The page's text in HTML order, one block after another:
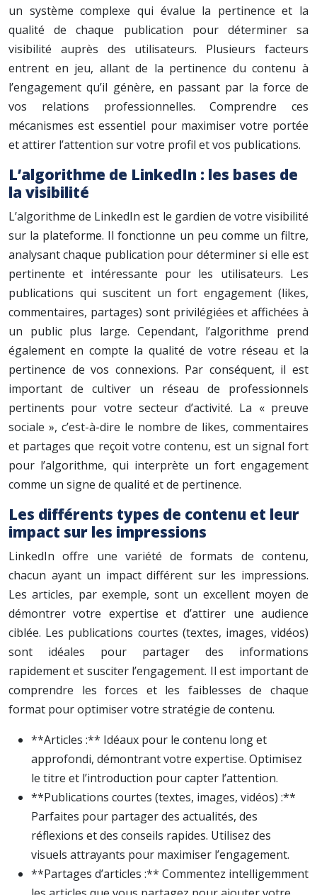
un système complexe qui évalue la pertinence et la
qualité de chaque publication pour déterminer sa
visibilité auprès des utilisateurs. Plusieurs facteurs
entrent en jeu, allant de la pertinence du contenu à
l’engagement qu’il génère, en passant par la force de
vos relations professionnelles. Comprendre ces
mécanismes est essentiel pour maximiser votre portée
et attirer l’attention sur votre profil et vos publications.
L’algorithme de LinkedIn : les bases de
la visibilité
L’algorithme de LinkedIn est le gardien de votre visibilité
sur la plateforme. Il fonctionne un peu comme un filtre,
analysant chaque publication pour déterminer si elle est
pertinente et intéressante pour les utilisateurs. Les
publications qui suscitent un fort engagement (likes,
commentaires, partages) sont privilégiées et affichées à
un public plus large. Cependant, l’algorithme prend
également en compte la qualité de votre réseau et la
pertinence de vos connexions. Par conséquent, il est
important de cultiver un réseau de professionnels
pertinents pour votre secteur d’activité. La « preuve
sociale », c’est-à-dire le nombre de likes, commentaires
et partages que reçoit votre contenu, est un signal fort
pour l’algorithme, qui interprète un fort engagement
comme un signe de qualité et de pertinence.
Les différents types de contenu et leur
impact sur les impressions
LinkedIn offre une variété de formats de contenu,
chacun ayant un impact différent sur les impressions.
Les articles, par exemple, sont un excellent moyen de
démontrer votre expertise et d’attirer une audience
ciblée. Les publications courtes (textes, images, vidéos)
sont idéales pour partager des informations
rapidement et susciter l’engagement. Il est important de
comprendre les forces et les faiblesses de chaque
format pour optimiser votre stratégie de contenu.
**Articles :** Idéaux pour le contenu long et
approfondi, démontrant votre expertise. Optimisez
le titre et l’introduction pour capter l’attention.
**Publications courtes (textes, images, vidéos) :**
Parfaites pour partager des actualités, des
réflexions et des conseils rapides. Utilisez des
visuels attrayants pour maximiser l’engagement.
**Partages d’articles :** Commentez intelligemment